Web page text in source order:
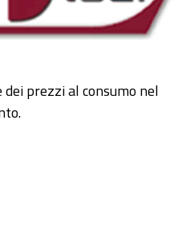
prezzi al consumo nel